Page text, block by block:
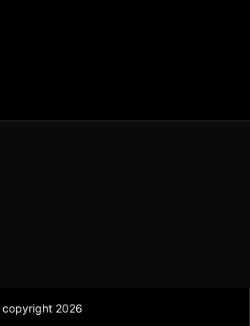
copyright 2026